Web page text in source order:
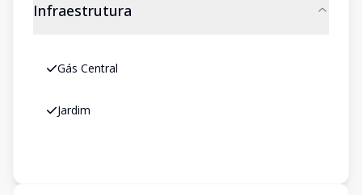
Infraestrutura
Gás Central
Jardim